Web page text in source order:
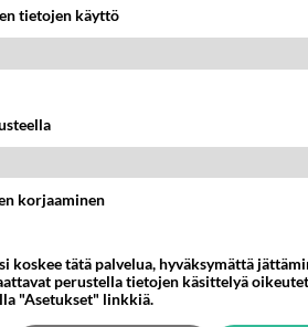
siviilien teurastus
tietojen käyttö
korjaaminen
koskee tätä palvelua, hyväksymättä
perustella tietojen käsittelyä
"Asetukset" linkkiä.